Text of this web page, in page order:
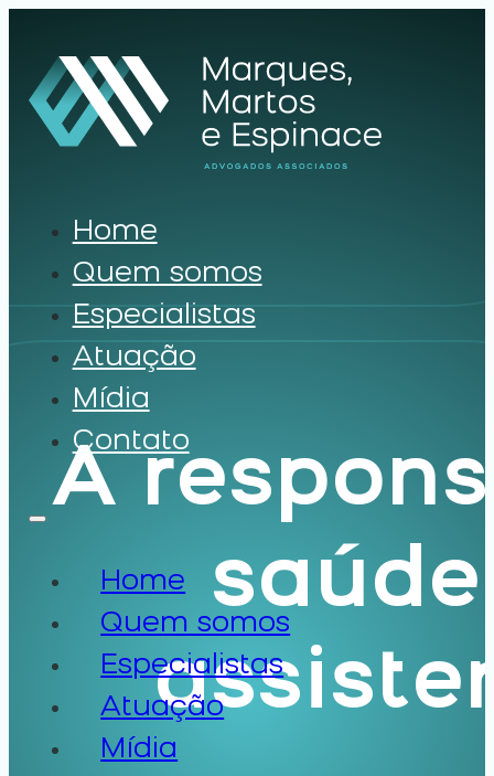
Home
Quem somos
Especialistas
Atuação
Mídia
Contato
Home
Quem somos
Especialistas
Atuação
Mídia
A